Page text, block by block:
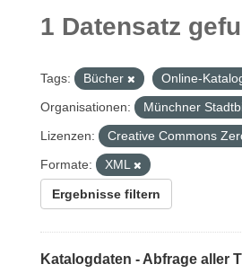
1 Datensatz
Tags: Bücher Online-
Organisationen:
Münchner
Lizenzen:
Creative Commons
Formate:
XML
Ergebnisse filtern
Katalogdaten - Abfrage aller